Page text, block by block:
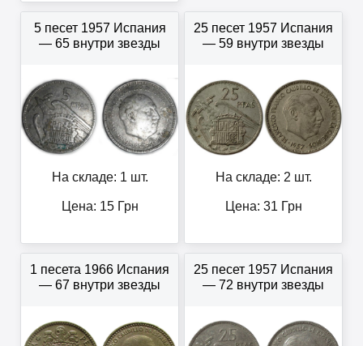
5 песет 1957 Испания
— 65 внутри звезды
На складе: 1 шт.
Цена: 15Грн
25 песет 1957 Испания
— 59 внутри звезды
На складе: 2 шт.
Цена: 31 Грн
1 песета 1966 Испания
— 67 внутри звезды
25 песет 1957 Испания
— 72 внутри звезды